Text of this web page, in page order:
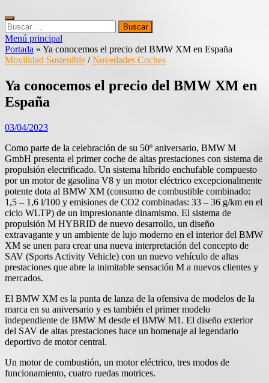
Buscar:
Menú principal
Portada » Ya conocemos el precio del BMW XM en España
Movilidad Sostenible /Novedades Coches
Ya conocemos el precio del BMW XM en
España
03/04/2023
Como parte de la celebración de su 50º aniversario, BMW M
GmbH presenta el primer coche de altas prestaciones con sistema de
propulsión electrificado. Un sistema híbrido enchufable compuesto
por un motor de gasolina V8 y un motor eléctrico excepcionalmente
potente dota al BMW XM (consumo de combustible combinado:
1,5 – 1,6 l/100 y emisiones de CO2 combinadas: 33 – 36 g/km en el
ciclo WLTP) de un impresionante dinamismo. El sistema de
propulsión M HYBRID de nuevo desarrollo, un diseño
extravagante y un ambiente de lujo moderno en el interior del BMW
XM se unen para crear una nueva interpretación del concepto de
SAV (Sports Activity Vehicle) con un nuevo vehículo de altas
prestaciones que abre la inimitable sensación M a nuevos clientes y
mercados.
El BMW XM es la punta de lanza de la ofensiva de modelos de la
marca en su aniversario y es también el primer modelo
independiente de BMW M desde el BMW M1. El diseño exterior
del SAV de altas prestaciones hace un homenaje al legendario
deportivo de motor central.
Un motor de combustión, un motor eléctrico, tres modos de
funcionamiento, cuatro ruedas motrices.